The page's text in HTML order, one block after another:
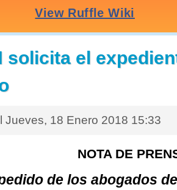
solicita el
Jueves, 18 Enero 2018 15:33
NOTA DE
de los abogados